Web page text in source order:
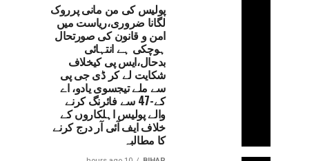
پولیس کی من مانی پرروک
لگانا ضروری،ریاست میں
امن و قانون کی صورتحال
ہوچکی ہے انتہائی
بدحال،ایس پی کیخلاف
شکایت لے کر ڈی جی پی
سے ملے تیجسوی یادو، اے
کے-47 سے فائرنگ کرنے
والے پولیس اہلکاروں کے
خلاف ایف آئی آر درج کرنے
کا مطالبہ